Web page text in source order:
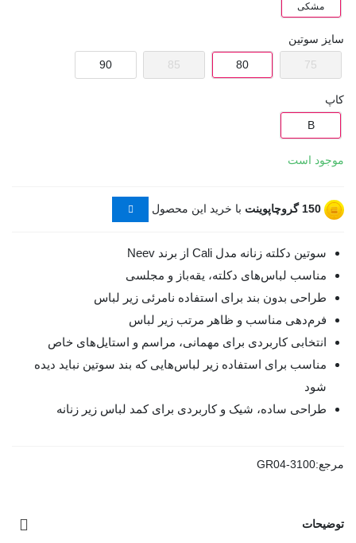
مشکی
سایز سوتین
75
80
85
90
کاپ
B
موجود است
150 گروچاپوینت با خرید این محصول
سوتین دکلته زنانه مدل Cali از برند Neev
مناسب لباس‌های دکلته، یقه‌باز و مجلسی
طراحی بدون بند برای استفاده نامرئی زیر لباس
فرم‌دهی مناسب و ظاهر مرتب زیر لباس
انتخابی کاربردی برای مهمانی، مراسم و استایل‌های خاص
مناسب برای استفاده زیر لباس‌هایی که بند سوتین نباید دیده
شود
طراحی ساده، شیک و کاربردی برای کمد لباس زیر زنانه
مرجع:GR04-3100
توضیحات